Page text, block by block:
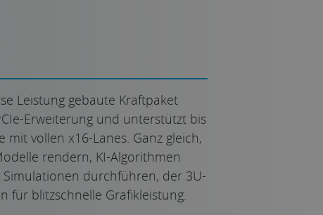
Leistung gebaute Kraftpaket
Erweiterung und unterstützt bis
mit vollen x16-Lanes. Ganz gleich,
rendern, KI-Algorithmen
durchführen, der 3U-
für blitzschnelle Grafikleistung.